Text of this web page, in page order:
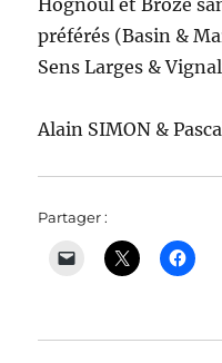
préférés (Basin &
Sens Larges &
Alain SIMON &
Partager :